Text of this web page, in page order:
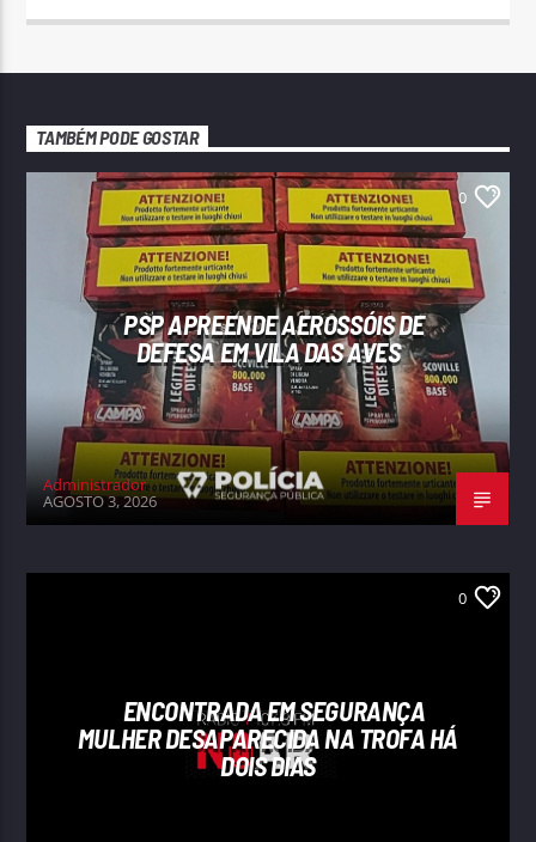
TAMBÉM PODE GOSTAR
0
PSP APREENDE AEROSSÓIS DE
DEFESA EM VILA DAS AVES
Administrador
AGOSTO 3, 2026
0
ENCONTRADA EM SEGURANÇA
MULHER DESAPARECIDA NA TROFA HÁ
DOIS DIAS